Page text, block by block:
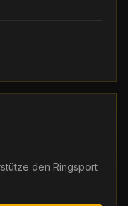
den Ringsport